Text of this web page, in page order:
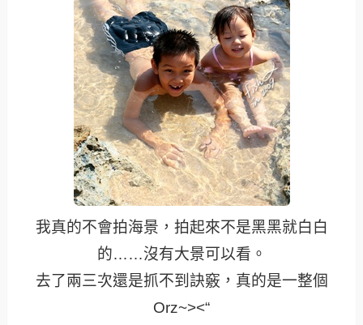
我真的不會拍海景，拍起來不是黑黑就白白
的……沒有大景可以看。
去了兩三次還是抓不到訣竅，真的是一整個
Orz~><“